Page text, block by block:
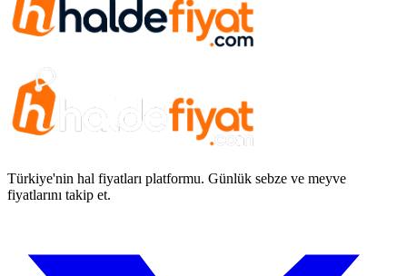
Türkiye'nin hal fiyatları platformu. Günlük sebze ve meyve
fiyatlarını takip et.